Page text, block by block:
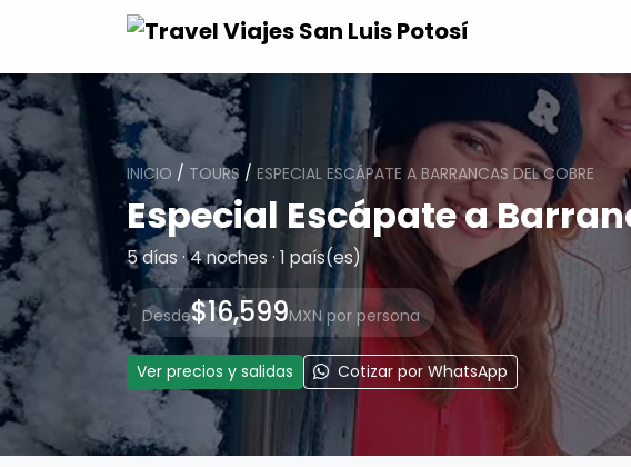
INICIO / TOURS / ESPECIAL ESCÁPATE A BARRANCAS DEL COBRE
Especial Escápate a
5 días · 4 noches · 1 país(es)
Desde$16,599MXN por persona
Ver precios y salidas Cotizar por WhatsApp